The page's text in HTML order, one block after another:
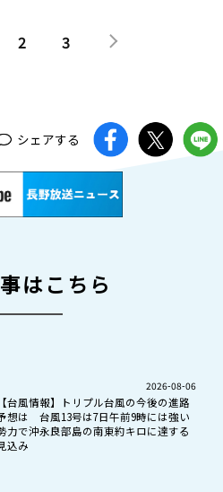
2 3
シェアする
はこちら
2026-08-06
【台風情報】トリプル台風の今後の進路
想は 台風13号は7日午前9時には強い
力で沖永良部島の南東約キロに達する
込み